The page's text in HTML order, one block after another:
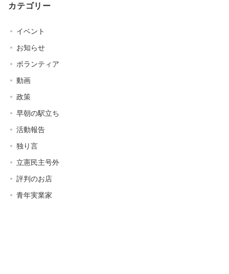
カテゴリー
イベント
お知らせ
ボランティア
動画
政策
早朝の駅立ち
活動報告
独り言
立憲民主号外
評判のお店
青年実業家